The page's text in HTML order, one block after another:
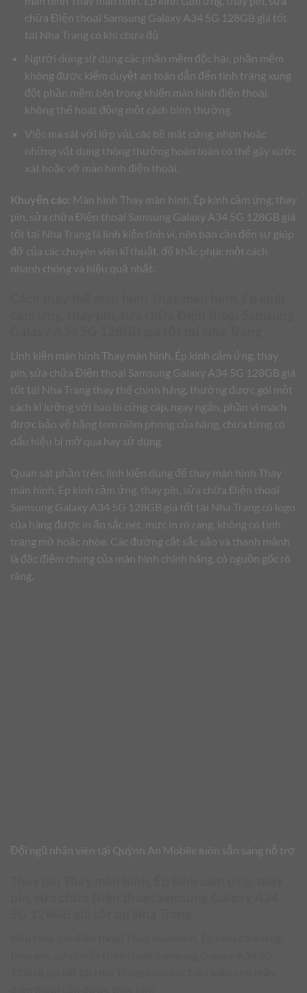
chữa Điện thoại Samsung Galaxy A34 5G 128GB giá tốt
tại Nha Trang có khi chưa đủ
Người dùng sử dụng các phần mềm độc hại, phần mềm
không được kiểm duyệt an toàn dẫn đến tình trạng xung
đột phần mềm bên trong khiến màn hình điện thoại
không thể hoạt động một cách bình thường.
Việc ma sát với lớp vải, các bề mặt cứng, nhọn hoặc
những vật dụng thông thường hoàn toàn có thể gây xước
xát hoặc vỡ màn hình điện thoại.
Khuyến cáo : Màn hình Thay màn hình, Ép kính cảm ứng, thay
pin, sửa chữa Điện thoại Samsung Galaxy A34 5G 128GB giá
tốt tại Nha Trang là linh kiện tinh vi, nên bạn cần đến sự giúp
đỡ của các chuyên viên kĩ thuật, để khắc phục một cách
nhanh chóng và hiệu quả nhất.
Linh kiện màn hình Thay màn hình, Ép kính cảm ứng, thay
pin, sửa chữa Điện thoại Samsung Galaxy A34 5G 128GB giá
tốt tại Nha Trang thay thế chính hãng, thường được gói một
cách kĩ lưỡng với bao bì cứng cáp, ngay ngắn, phần vi mạch
được bảo vệ bằng tem niêm phong của hãng, chưa từng có
dấu hiệu bị mở qua hay sử dụng.
Quan sát phần trên, linh kiện dùng để thay màn hình Thay
màn hình, Ép kính cảm ứng, thay pin, sửa chữa Điện thoại
Samsung Galaxy A34 5G 128GB giá tốt tại Nha Trang có logo
của hãng được in ấn sắc nét, mực in rõ ràng, không có tình
trạng mờ hoặc nhòe. Các đường cắt sắc sảo và thanh mảnh
là đặc điểm chung của màn hình chính hãng, có nguồn gốc rõ
ràng.
Đội ngũ nhân viên tại Quỳnh An Mobile luôn sẵn sàng hỗ trợ